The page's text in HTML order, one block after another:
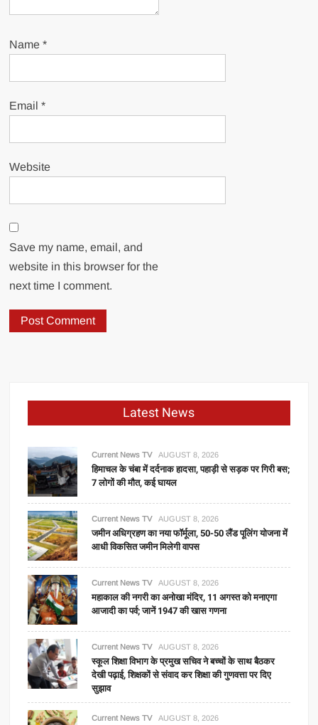
Name*
Email*
Website
Save my name, email, and
website in this browser for the
next time I comment.
Latest News
Current News TV AUGUST 8, 2026
हिमाचल के चंबा में दर्दनाक हादसा, पहाड़ी से सड़क पर गिरी बस;
7 लोगों की मौत, कई घायल
Current News TV AUGUST 8, 2026
जमीन अधिग्रहण का नया फॉर्मूला, 50-50 लैंड पूलिंग योजना में
आधी विकसित जमीन मिलेगी वापस
Current News TV AUGUST 8, 2026
महाकाल की नगरी का अनोखा मंदिर, 11 अगस्त को मनाएगा
आजादी का पर्व; जानें 1947 की खास गणना
Current News TV AUGUST 8, 2026
स्कूल शिक्षा विभाग के प्रमुख सचिव ने बच्चों के साथ बैठकर
देखी पढ़ाई, शिक्षकों से संवाद कर शिक्षा की गुणवत्ता पर दिए
सुझाव
Current News TV AUGUST 8, 2026